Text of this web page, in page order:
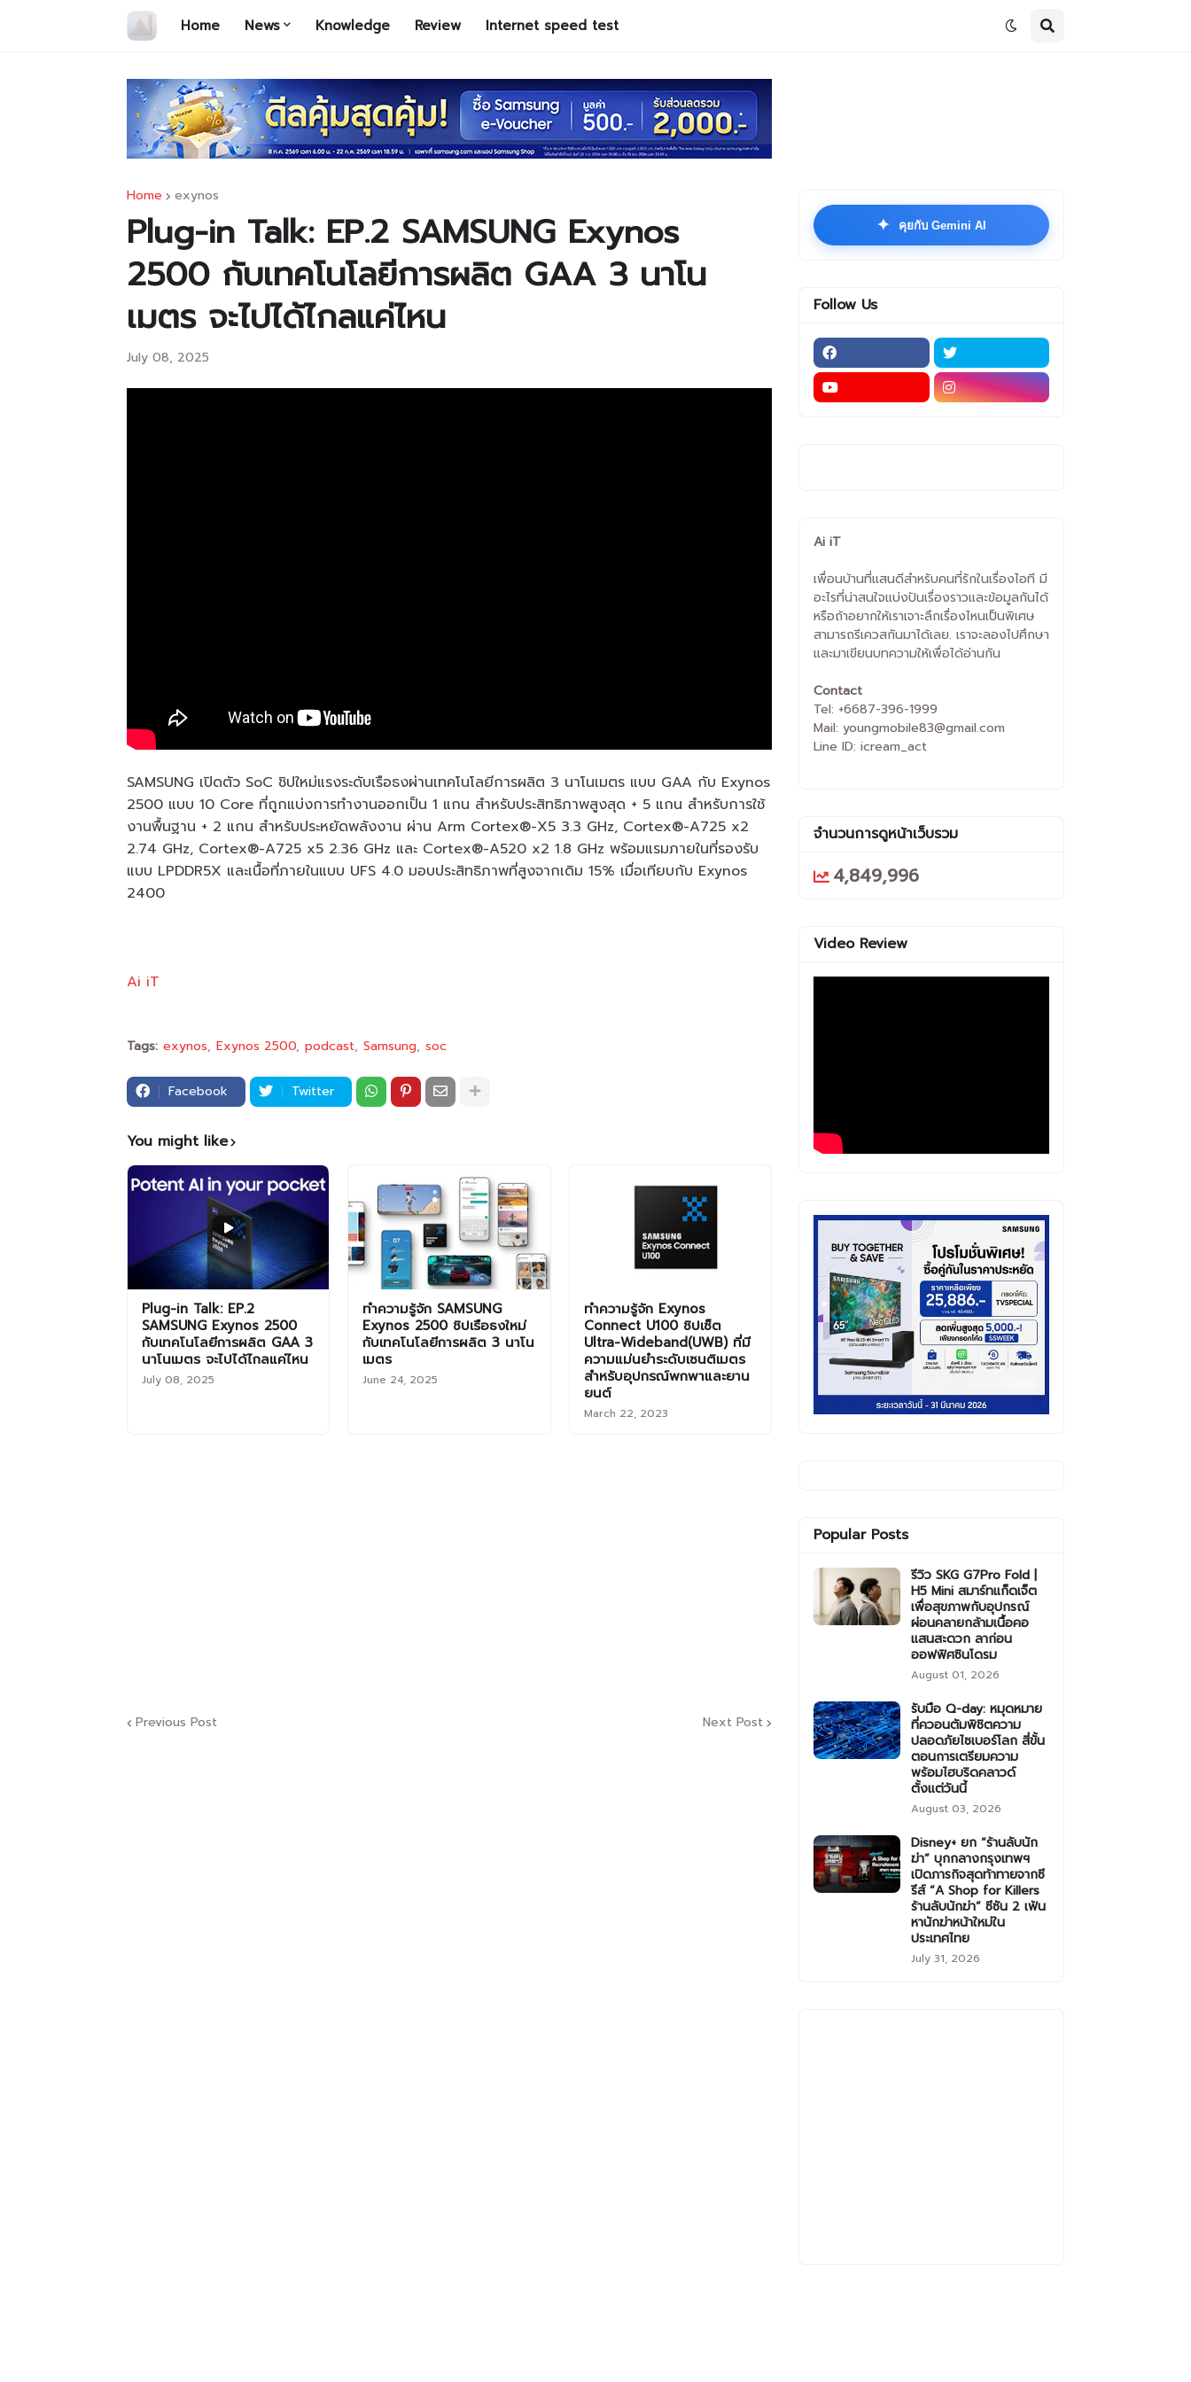
Home News Knowledge Review Internet speed test
Home exynos
Plug-in Talk: EP.2 SAMSUNG Exynos
2500 กับเทคโนโลยีการผลิต GAA 3 นาโน
เมตร จะไปได้ไกลแค่ไหน
July 08, 2025
SAMSUNG เปิดตัว SoC ชิปใหม่แรงระดับเรือธงผ่านเทคโนโลยีการผลิต 3 นาโนเมตร แบบ GAA กับ Exynos
2500 แบบ 10 Core ที่ถูกแบ่งการทำงานออกเป็น 1 แกน สำหรับประสิทธิภาพสูงสุด + 5 แกน สำหรับการใช้
งานพื้นฐาน + 2 แกน สำหรับประหยัดพลังงาน ผ่าน Arm Cortex®-X5 3.3 GHz, Cortex®-A725 x2
2.74 GHz, Cortex®-A725 x5 2.36 GHz และ Cortex®-A520 x2 1.8 GHz พร้อมแรมภายในที่รองรับ
แบบ LPDDR5X และเนื้อที่ภายในแบบ UFS 4.0 มอบประสิทธิภาพที่สูงจากเดิม 15% เมื่อเทียบกับ Exynos
2400
Ai iT
Tags: exynos Exynos 2500 podcast Samsung soc
Facebook Twitter
You might like
Plug-in Talk: EP.2
SAMSUNG Exynos 2500
กับเทคโนโลยีการผลิต GAA 3
นาโนเมตร จะไปได้ไกลแค่ไหน
July 08, 2025
ทำความรู้จัก SAMSUNG
Exynos 2500 ชิปเรือธงใหม่
กับเทคโนโลยีการผลิต 3 นาโน
เมตร
June 24, 2025
ทำความรู้จัก Exynos
Connect U100 ชิปเซ็ต
Ultra-Wideband(UWB) ที่มี
ความแม่นยำระดับเซนติเมตร
สำหรับอุปกรณ์พกพาและยาน
ยนต์
March 22, 2023
Previous Post Next Post
✦ คุยกับ Gemini AI
Follow Us
Ai iT
เพื่อนบ้านที่แสนดีสำหรับคนที่รักในเรื่องไอที มี
อะไรที่น่าสนใจแบ่งปันเรื่องราวและข้อมูลกันได้
หรือถ้าอยากให้เราเจาะลึกเรื่องไหนเป็นพิเศษ
สามารถรีเควสกันมาได้เลย. เราจะลองไปศึกษา
และมาเขียนบทความให้เพื่อได้อ่านกัน
Contact
Tel: +6687-396-1999
Mail: youngmobile83@gmail.com
Line ID: icream_act
จำนวนการดูหน้าเว็บรวม
4,849,996
Video Review
Popular Posts
รีวิว SKG G7Pro Fold |
H5 Mini สมาร์ทแก็ดเจ็ต
เพื่อสุขภาพกับอุปกรณ์
ผ่อนคลายกล้ามเนื้อคอ
แสนสะดวก ลาก่อน
ออฟฟิศซินโดรม
August 01, 2026
รับมือ Q-day: หมุดหมาย
ที่ควอนตัมพิชิตความ
ปลอดภัยไซเบอร์โลก สี่ขั้น
ตอนการเตรียมความ
พร้อมไฮบริดคลาวด์
ตั้งแต่วันนี้
August 03, 2026
Disney+ ยก “ร้านลับนัก
ฆ่า” บุกกลางกรุงเทพฯ
เปิดภารกิจสุดท้าทายจากซี
รีส์ “A Shop for Killers
ร้านลับนักฆ่า” ซีซัน 2 เฟ้น
หานักฆ่าหน้าใหม่ใน
ประเทศไทย
July 31, 2026